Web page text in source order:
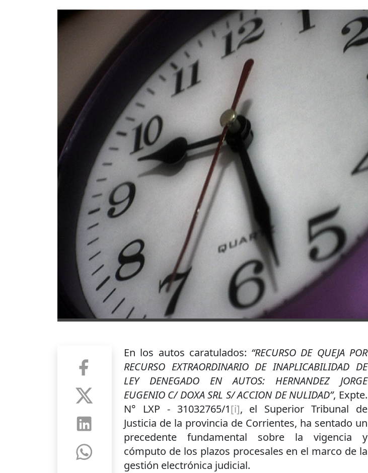
En los autos caratulados: “RECURSO DE QUEJA POR
RECURSO EXTRAORDINARIO DE INAPLICABILIDAD DE
LEY DENEGADO EN AUTOS: HERNANDEZ JORGE
EUGENIO C/ DOXA SRL S/ ACCION DE NULIDAD”, Expte.
N° LXP - 31032765/1[i], el Superior Tribunal de
Justicia de la provincia de Corrientes, ha sentado un
precedente fundamental sobre la vigencia y
cómputo de los plazos procesales en el marco de la
gestión electrónica judicial.